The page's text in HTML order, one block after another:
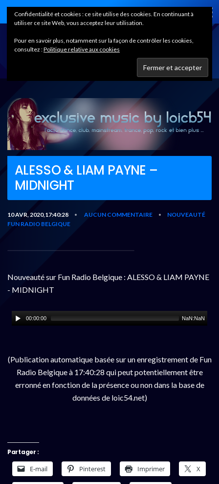
Home
ALESSO & LIAM PAYNE –
MIDNIGHT
10 AVR, 2020,17:40:28 • AUCUN COMMENTAIRE •
NOUVEAUTÉ
FUN RADIO BELGIQUE
Nouveauté sur Fun Radio Belgique : ALESSO & LIAM PAYNE
- MIDNIGHT
00:00:00 NaN:NaN
(Publication automatique basée sur un enregistrement de Fun
Radio Belgique à 17:40:28 qui peut potentiellement être
erronné en fonction de la présence ou non dans la base de
données de loic54.net)
Partager :
E-mail Pinterest Imprimer X
Confidentialité et cookies : ce site utilise des cookies. En continuant à
utiliser ce site Web, vous acceptez leur utilisation.
Pour en savoir plus, notamment sur la façon de contrôler les cookies,
consultez :Politique relative aux cookies